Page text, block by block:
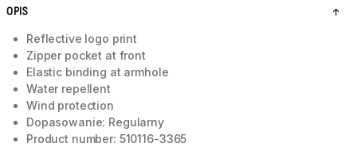
OPIS
Reflective logo print
Zipper pocket at front
Elastic binding at armhole
Water repellent
Wind protection
Dopasowanie: Regularny
Product number: 510116-3365